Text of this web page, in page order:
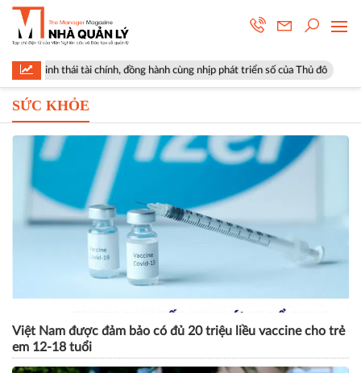
tài chính, đồng hành cùng nhịp phát triển số của Thủ đô Góp ý sửa
SỨC KHỎE
Việt Nam được đảm bảo có đủ 20 triệu liều vaccine cho trẻ
em 12-18 tuổi